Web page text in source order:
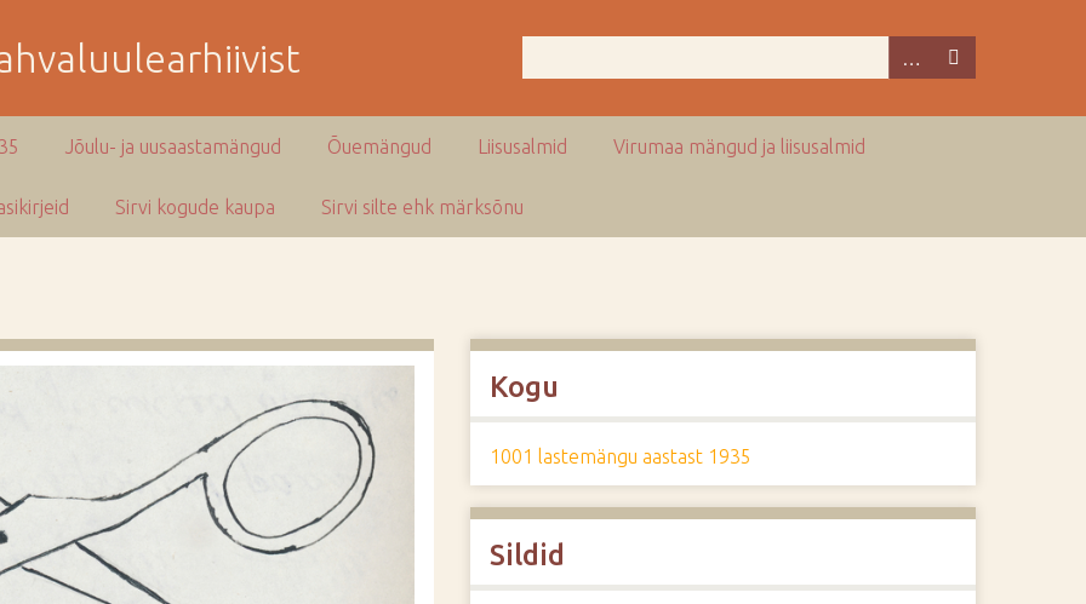
Jõulu- ja uusaastamängud Õuemängud Liisusalmid Virumaa mängud ja liisusalmid
Sirvi kogude kaupa Sirvi silte ehk märksõnu
Kogu
1001 lastemängu aastast 1935
Sildid